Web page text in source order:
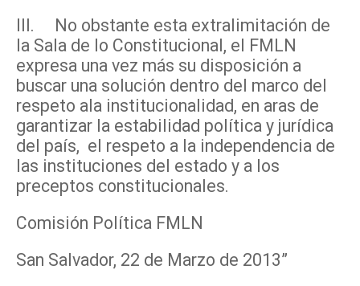
III. No obstante esta extralimitación de
la Sala de lo Constitucional, el FMLN
expresa una vez más su disposición a
buscar una solución dentro del marco del
respeto ala institucionalidad, en aras de
garantizar la estabilidad política y jurídica
del país, el respeto a la independencia de
las instituciones del estado y a los
preceptos constitucionales.
Comisión Política FMLN
San Salvador, 22 de Marzo de 2013”